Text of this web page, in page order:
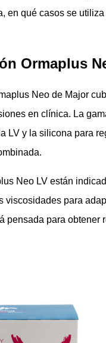
en qué casos se
Ormaplus
Neo de Major
en clínica. La
LV y la silicona para
Neo LV están
viscosidades para
pensada para obtener